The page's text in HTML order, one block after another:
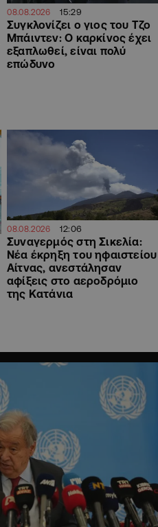
08.08.2026 15:29
Συγκλονίζει ο γιος του Τζο
Μπάιντεν: Ο καρκίνος έχει
εξαπλωθεί, είναι πολύ
επώδυνο
08.08.2026 12:06
Συναγερμός στη Σικελία:
Νέα έκρηξη του ηφαιστείου
Αίτνας, ανεστάλησαν
αφίξεις στο αεροδρόμιο
της Κατάνια